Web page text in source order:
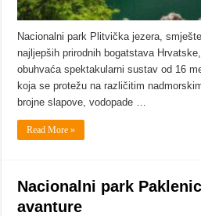
Nacionalni park Plitvička jezera,
najljepših prirodnih bogatstava
obuhvaća spektakularni sustav od 16
koja se protežu na različitim
brojne slapove, vodopade …
Read More »
Nacionalni park
avanture